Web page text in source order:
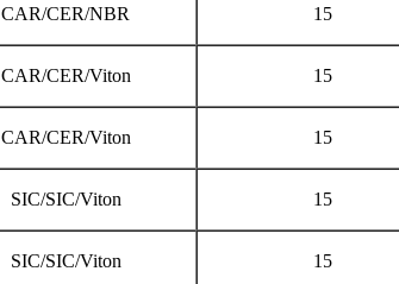
CAR/CER/NBR 15
CAR/CER/Viton 15
CAR/CER/Viton 15
SIC/SIC/Viton 15
SIC/SIC/Viton 15